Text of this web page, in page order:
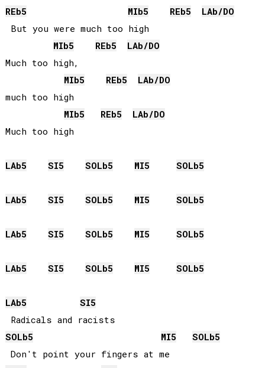
REb5 MIb5 REb5 LAb/DO
But you were much too high
MIb5 REb5 LAb/DO
Much too high,
MIb5 REb5 LAb/DO
much too high
MIb5 REb5 LAb/DO
Much too high
LAb5 SI5 SOLb5 MI5 SOLb5
LAb5 SI5 SOLb5 MI5 SOLb5
LAb5 SI5 SOLb5 MI5 SOLb5
LAb5 SI5 SOLb5 MI5 SOLb5
LAb5 SI5
SOLb5 MI5 SOLb5